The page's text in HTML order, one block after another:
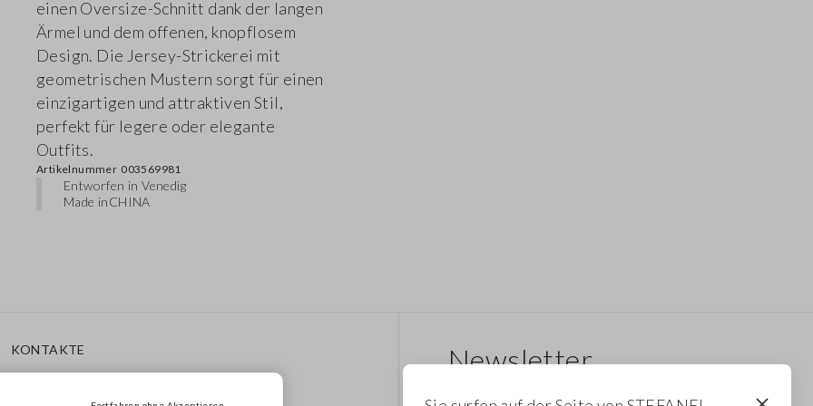
einen Oversize-Schnitt dank der langen
Ärmel und dem offenen, knopflosem
Design. Die Jersey-Strickerei mit
geometrischen Mustern sorgt für einen
einzigartigen und attraktiven Stil,
perfekt für legere oder elegante
Outfits.
Artikelnummer 003569981
Entworfen in Venedig
Made inCHINA
KONTAKTE
Rufen Sie Uns An: 041
Newsletter